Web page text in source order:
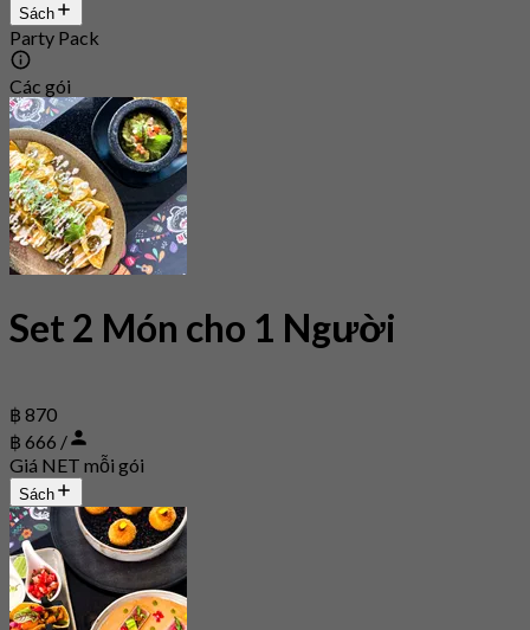
Sách
Party Pack
Các gói
Set 2 Món cho 1 Người
฿ 870
฿ 666 /
Giá NET mỗi gói
Sách